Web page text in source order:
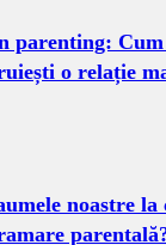
parenting:
o relație
noastre